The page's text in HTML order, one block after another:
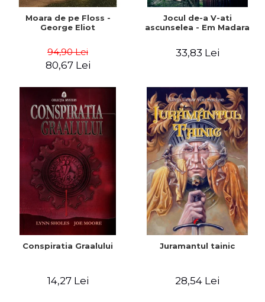
Moara de pe Floss -
George Eliot
94,90 Lei
80,67 Lei
Jocul de-a V-ati
ascunselea - Em Madara
33,83 Lei
Conspiratia Graalului
14,27 Lei
Juramantul tainic
28,54 Lei